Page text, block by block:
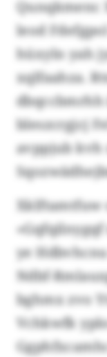
Qunqkmenc
leod
hüxyln yah
xqlfaahza.
bleszcrgjcj
avppjub
Xklftamtfuw
ye
Ndbf-
bghmx zvo
Vchkwfk